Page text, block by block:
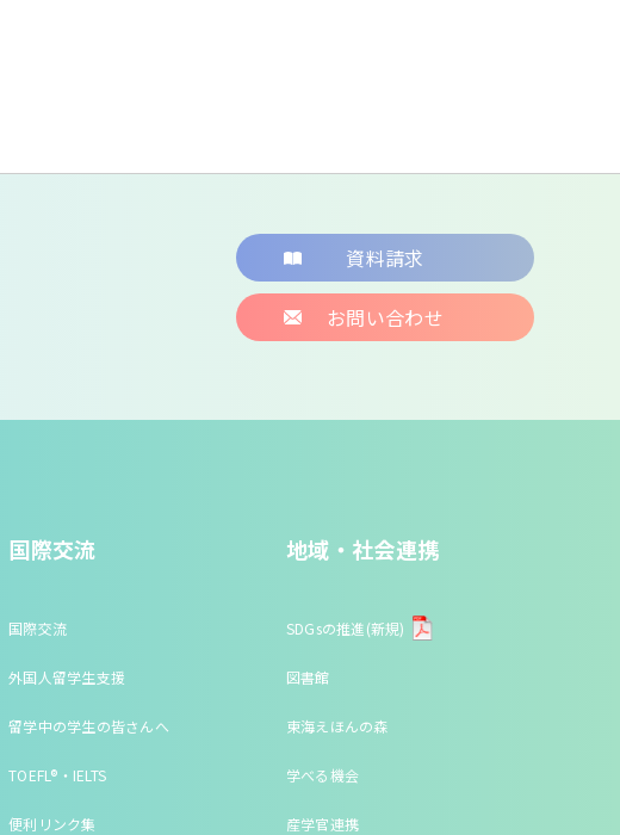
資料請求
お問い合わせ
国際交流
国際交流
外国人留学生支援
留学中の学生の皆さんへ
TOEFL®・IELTS
便利リンク集
地域・社会連携
SDGsの推進(新規)
図書館
東海えほんの森
学べる機会
産学官連携